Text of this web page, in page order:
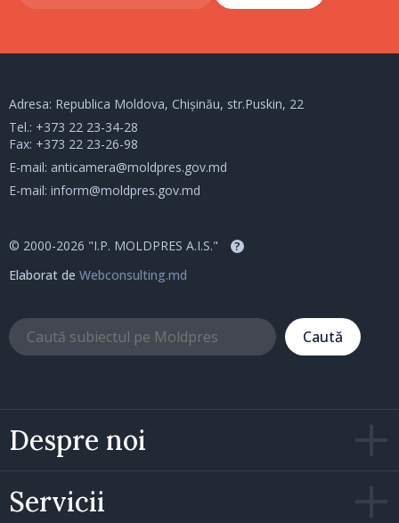
Despre noi
Servicii
Adresa: Republica Moldova, Chișinău, str.Puskin, 22
Tel.: +373 22 23-34-28
Fax: +373 22 23-26-98
E-mail: anticamera@moldpres.gov.md
E-mail: inform@moldpres.gov.md
© 2000-2026 "I.P. MOLDPRES A.I.S." ?
Elaborat de Webconsulting.md
Caută